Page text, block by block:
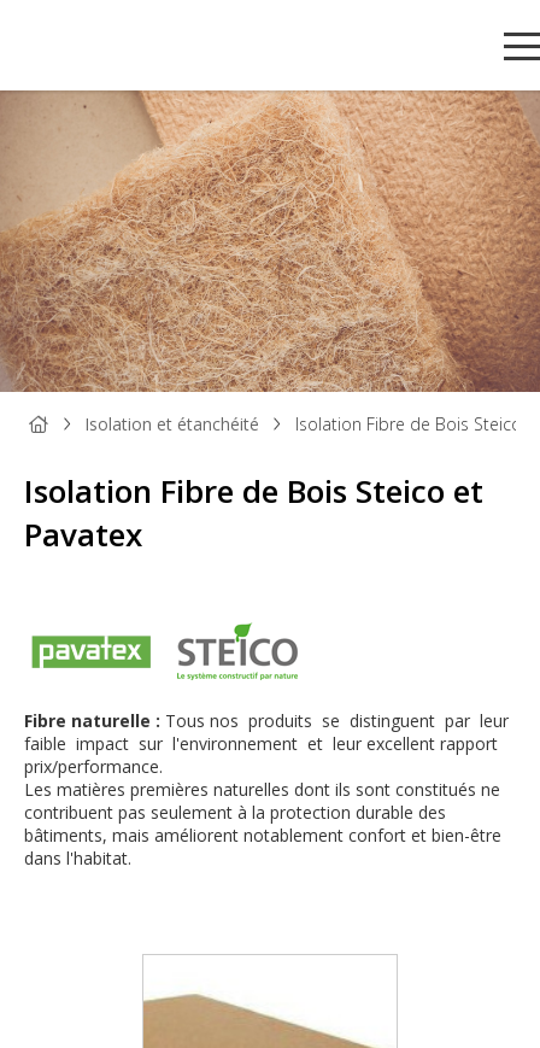
PANNEAU
BOIS
PANNEAU
DÉCORATIF
PARQUET
ET SOL
BOIS DE
MENUISERIE
Isolation et étanchéité Isolation Fibre de Bois Steico
Isolation Fibre de Bois Steico et
Pavatex
Fibre naturelle : Tous nos produits se distinguent par leur
faible impact sur l'environnement et leur excellent rapport
prix/performance.
Les matières premières naturelles dont ils sont constitués ne
contribuent pas seulement à la protection durable des
bâtiments, mais améliorent notablement confort et bien-être
dans l'habitat.